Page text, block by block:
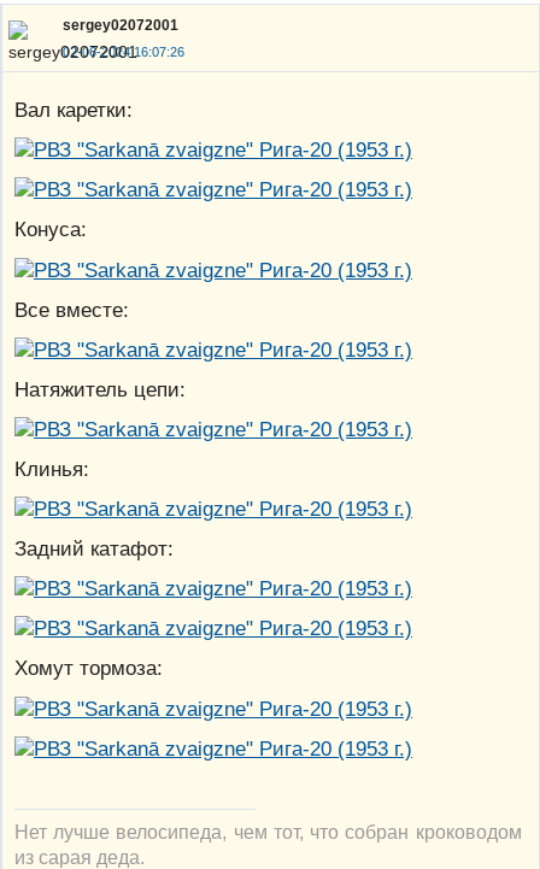
sergey02072001
02-06-2024 16:07:26
Вал каретки:
Конуса:
Все вместе:
Натяжитель цепи:
Клинья:
Задний катафот:
Хомут тормоза:
Нет лучше велосипеда, чем тот, что собран кроководом
из сарая деда.